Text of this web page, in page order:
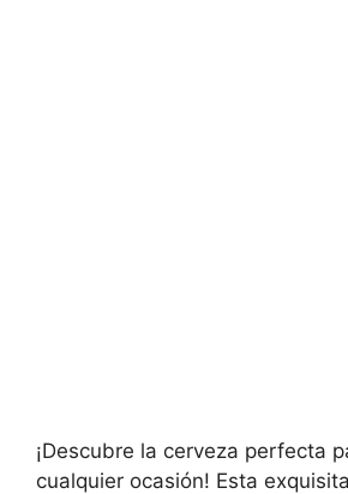
¡Descubre la cerveza perfecta
cualquier ocasión! Esta